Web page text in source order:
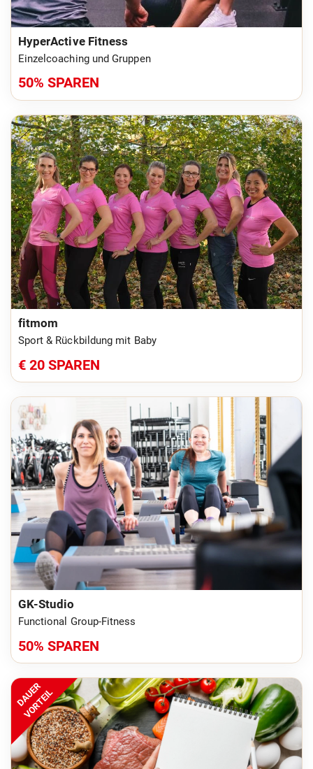
HyperActive Fitness
Einzelcoaching und Gruppen
50% SPAREN
fitmom
Sport & Rückbildung mit Baby
€ 20 SPAREN
GK-Studio
Functional Group-Fitness
50% SPAREN
DAUER
VORTEIL